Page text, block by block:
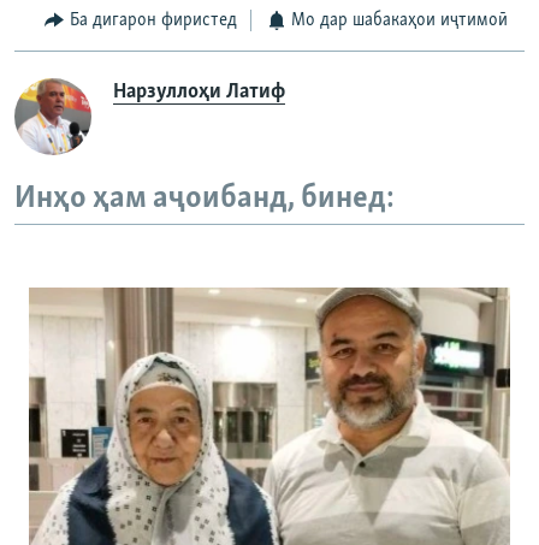
Ба дигарон фиристед Мо дар шабакаҳои иҷтимоӣ
Нарзуллоҳи Латиф
Инҳо ҳам аҷоибанд, бинед: